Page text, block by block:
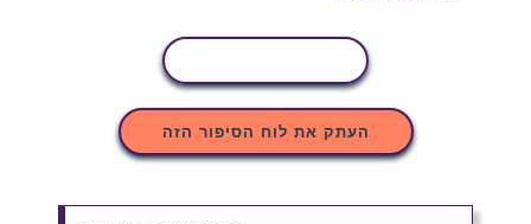
העתק את לוח הסיפור הזה